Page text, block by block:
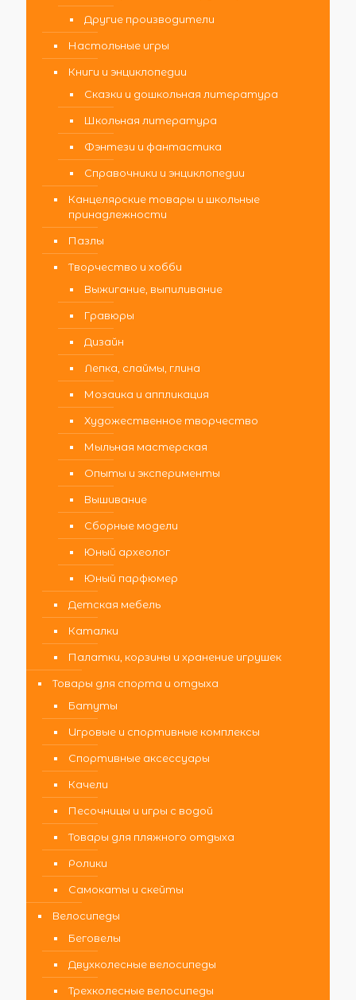
Другие производители
Настольные игры
Книги и энциклопедии
Сказки и дошкольная литература
Школьная литература
Фэнтези и фантастика
Справочники и энциклопедии
Канцелярские товары и школьные
принадлежности
Пазлы
Творчество и хобби
Выжигание, выпиливание
Гравюры
Дизайн
Лепка, слаймы, глина
Мозаика и аппликация
Художественное творчество
Мыльная мастерская
Опыты и эксперименты
Вышивание
Сборные модели
Юный археолог
Юный парфюмер
Детская мебель
Каталки
Палатки, корзины и хранение игрушек
Товары для спорта и отдыха
Батуты
Игровые и спортивные комплексы
Спортивные аксессуары
Качели
Песочницы и игры с водой
Товары для пляжного отдыха
Ролики
Самокаты и скейты
Велосипеды
Беговелы
Двухколесные велосипеды
Трехколесные велосипеды